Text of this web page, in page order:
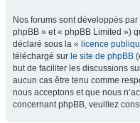
Nos forums sont développés
phpBB » et « phpBB Limited »)
déclaré sous la « licence
téléchargé sur le site de phpBB
but de faciliter les discussions
aucun cas être tenu comme
nous acceptons et que nous
concernant phpBB, veuillez